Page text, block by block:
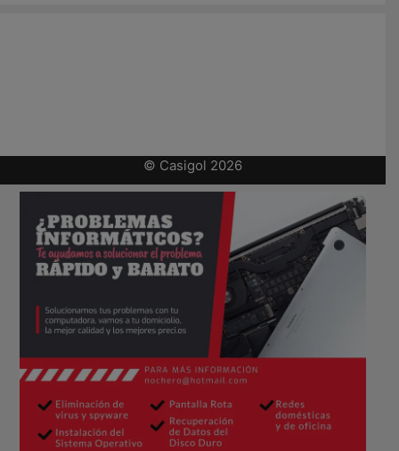
© Casigol 2026